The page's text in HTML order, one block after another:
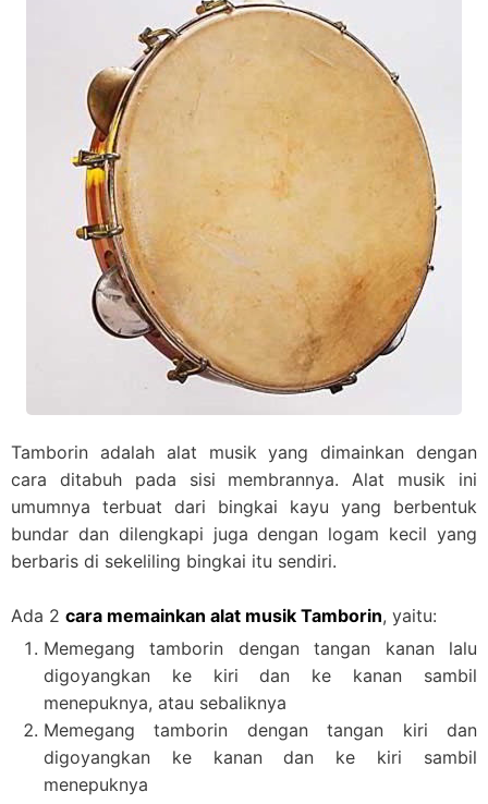
Tamborin adalah alat musik yang dimainkan dengan
cara ditabuh pada sisi membrannya. Alat musik ini
umumnya terbuat dari bingkai kayu yang berbentuk
bundar dan dilengkapi juga dengan logam kecil yang
berbaris di sekeliling bingkai itu sendiri.
Ada 2 cara memainkan alat musik Tamborin, yaitu:
Memegang tamborin dengan tangan kanan lalu
digoyangkan ke kiri dan ke kanan sambil
menepuknya, atau sebaliknya
Memegang tamborin dengan tangan kiri dan
digoyangkan ke kanan dan ke kiri sambil
menepuknya